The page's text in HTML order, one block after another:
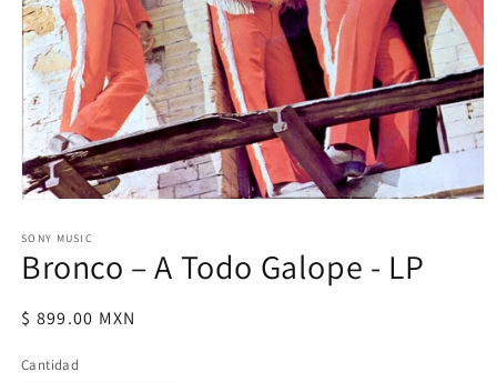
multimedia
1
en
modal
SONY MUSIC
Bronco – A Todo Galope - LP
Precio
$ 899.00 MXN
Cantidad